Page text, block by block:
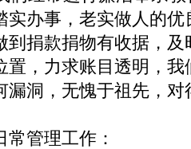
实办事 ， 老实做人的优
到捐款捐物有收据 ， 及
置 ， 力求账目透明 ， 我
漏洞 ， 无愧于祖先 ， 对
管理工作：